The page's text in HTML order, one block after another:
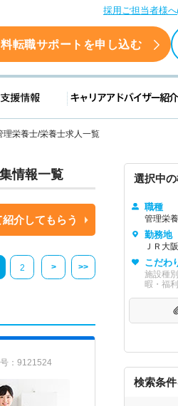
採用ご担当者様へ
転職サポートを申し込む
転職支援情報
理栄養士/栄養士求人一覧
情報一覧
介してもらう
2 > >>
：9121524
選択中
職種
管理栄
勤務地
ＪＲ大
こだわ
施設種
暇・福
検索条